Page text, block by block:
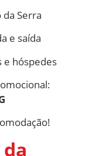
da Serra
e saída
e hóspedes